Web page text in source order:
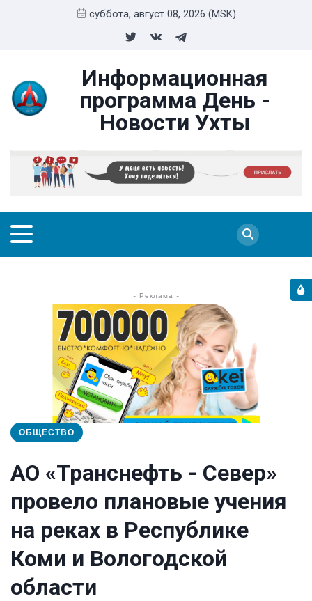
суббота, август 08, 2026 (MSK)
Информационная
программа День -
Новости Ухты
- Реклама -
ОБЩЕСТВО
АО «Транснефть - Север»
провело плановые учения
на реках в Республике
Коми и Вологодской
области